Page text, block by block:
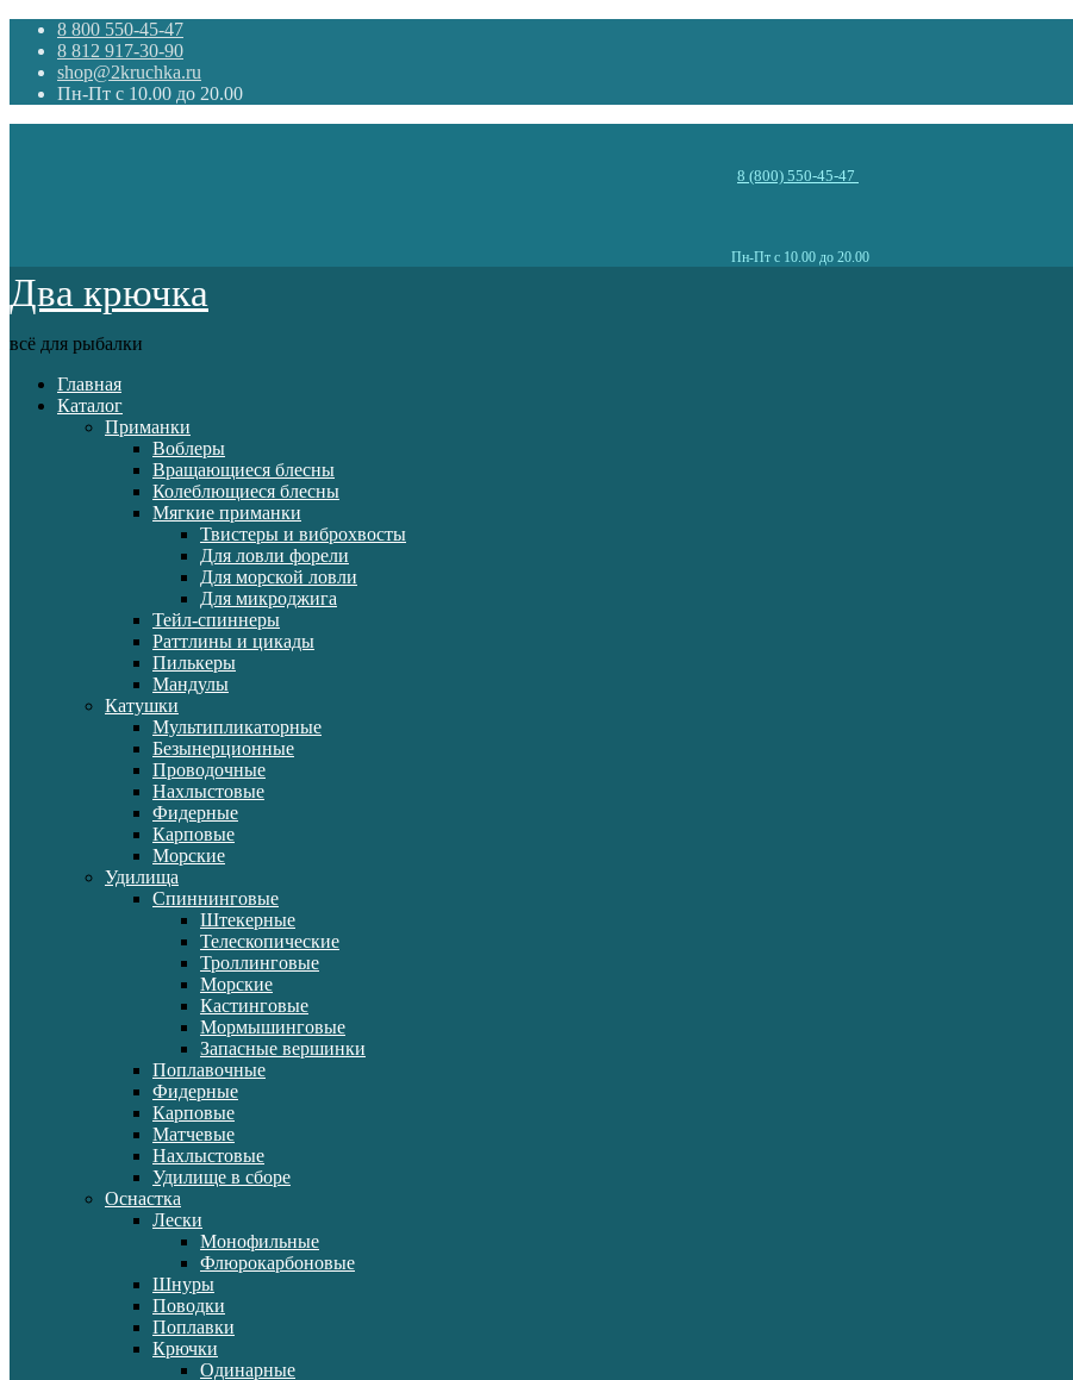
8 800 550-45-47
8 812 917-30-90
shop@2kruchka.ru
Пн-Пт с 10.00 до 20.00
8 (800) 550-45-47
Пн-Пт с 10.00 до 20.00
Два крючка
всё для рыбалки
Главная
Каталог
Приманки
Воблеры
Вращающиеся блесны
Колеблющиеся блесны
Мягкие приманки
Твистеры и виброхвосты
Для ловли форели
Для морской ловли
Для микроджига
Тейл-спиннеры
Раттлины и цикады
Пилькеры
Мандулы
Катушки
Мультипликаторные
Безынерционные
Проводочные
Нахлыстовые
Фидерные
Карповые
Морские
Удилища
Спиннинговые
Штекерные
Телескопические
Троллинговые
Морские
Кастинговые
Мормышинговые
Запасные вершинки
Поплавочные
Фидерные
Карповые
Матчевые
Нахлыстовые
Удилище в сборе
Оснастка
Лески
Монофильные
Флюрокарбоновые
Шнуры
Поводки
Поплавки
Крючки
Одинарные